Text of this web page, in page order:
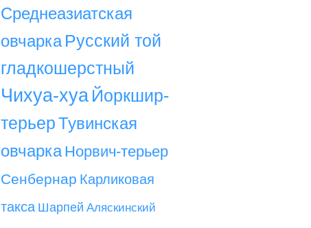
Среднеазиатская
овчарка Русский той
гладкошерстный
Чихуа-хуа Йоркшир-
терьерТувинская
овчарка Норвич-терьер
Сенбернар Карликовая
такса Шарпей Аляскинский